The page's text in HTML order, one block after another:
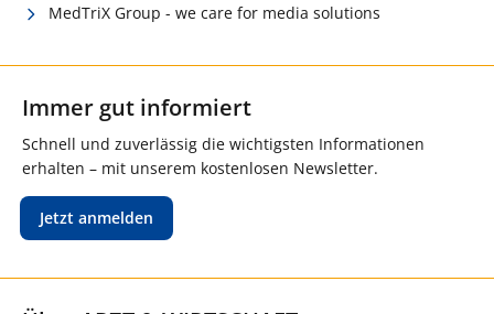
MedTriX Group - we care for media solutions
Immer gut informiert
Schnell und zuverlässig die wichtigsten Informationen
erhalten – mit unserem kostenlosen Newsletter.
Jetzt anmelden